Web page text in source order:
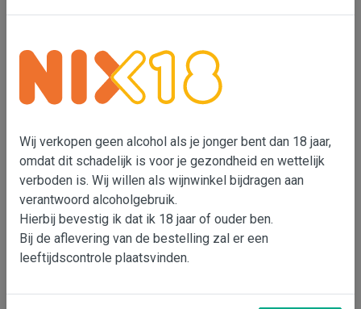
Nix 18
dan 18 jaar, omdat dit
schadelijk is voor je
gezondheid en wettelijk
verboden is. Wij willen als
wijnimporteur bijdragen
aan verantwoord
alcoholgebruik. Er is met
onze transportpartners
twijfel over de leeftijd
proeverijen, check de
data in de balk hierboven
wijnproeverij
hier 🍷
ons in Den Bosch (15.00-
Wij verkopen geen alcohol als je jonger bent dan 18 jaar,
omdat dit schadelijk is voor je gezondheid en wettelijk
verboden is. Wij willen als wijnwinkel bijdragen aan
verantwoord alcoholgebruik.
Hierbij bevestig ik dat ik 18 jaar of ouder ben.
Bij de aflevering van de bestelling zal er een
leeftijdscontrole plaatsvinden.